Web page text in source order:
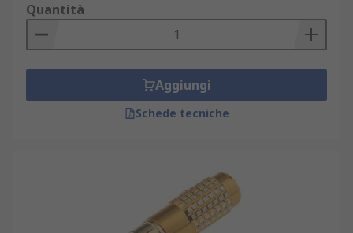
Quantità
Aggiungi
Schede tecniche